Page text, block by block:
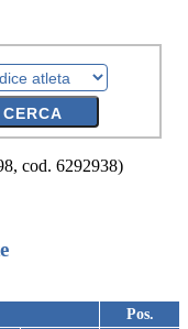
cod. 6292938)
Pos.